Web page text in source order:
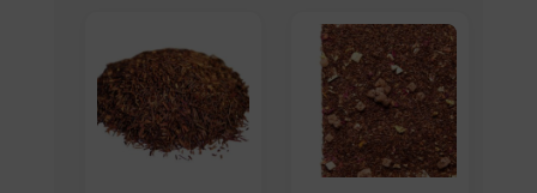
Elige: Peso/formato